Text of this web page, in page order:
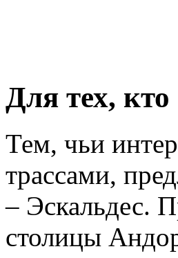
Для тех, кто
Тем, чьи
трассами,
– Эскальдес.
столицы